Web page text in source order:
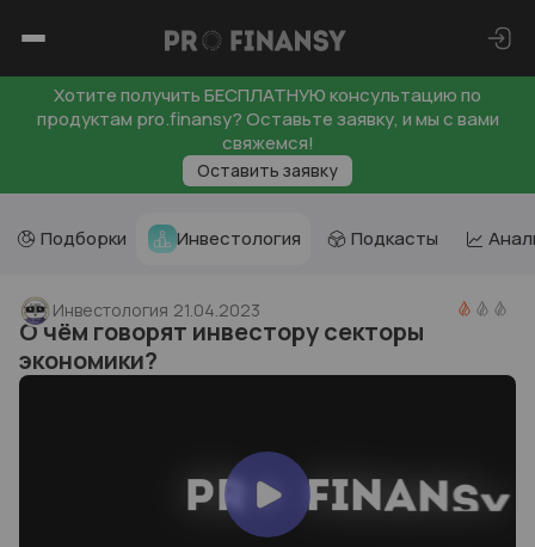
Хотите получить БЕСПЛАТНУЮ консультацию по
продуктам pro.finansy? Оставьте заявку, и мы с вами
свяжемся!
Оставить заявку
Подборки Инвестология Подкасты
Инвестология 21.04.2023
О чём говорят инвестору секторы
экономики?